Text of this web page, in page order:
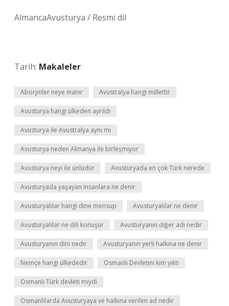
AlmancaAvusturya / Resmi dil
Tarih: Makaleler
Aborjinler neye inanır Avustralya hangi millettir
Avusturya hangi ülkeden ayrıldı
Avusturya ile Avustralya aynı mı
Avusturya neden Almanya ile birleşmiyor
Avusturya neyi ile ünlüdür Avusturyada en çok Türk nerede
Avusturyada yaşayan insanlara ne denir
Avusturyalılar hangi dine mensup Avusturyalılar ne denir
Avusturyalılar ne dili konuşur Avusturyanın diğer adı nedir
Avusturyanın dini nedir Avusturyanın yerli halkına ne denir
Nemçe hangi ülkededir Osmanlı Devletini kim yıktı
Osmanlı Türk devleti miydi
Osmanlılarda Avusturyaya ve halkına verilen ad nedir